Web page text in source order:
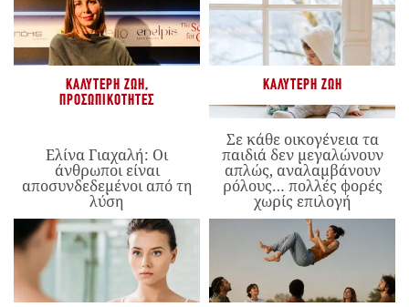
ΚΑΛΎΤΕΡΗ ΖΩΉ,
ΠΡΟΣΩΠΙΚΌΤΗΤΕΣ
Ελίνα Γιαχαλή: Οι
άνθρωποι είναι
αποσυνδεδεμένοι από τη
λύση
ΚΑΛΎΤΕΡΗ ΖΩΉ
Σε κάθε οικογένεια τα
παιδιά δεν μεγαλώνουν
απλώς, αναλαμβάνουν
ρόλους… πολλές φορές
χωρίς επιλογή